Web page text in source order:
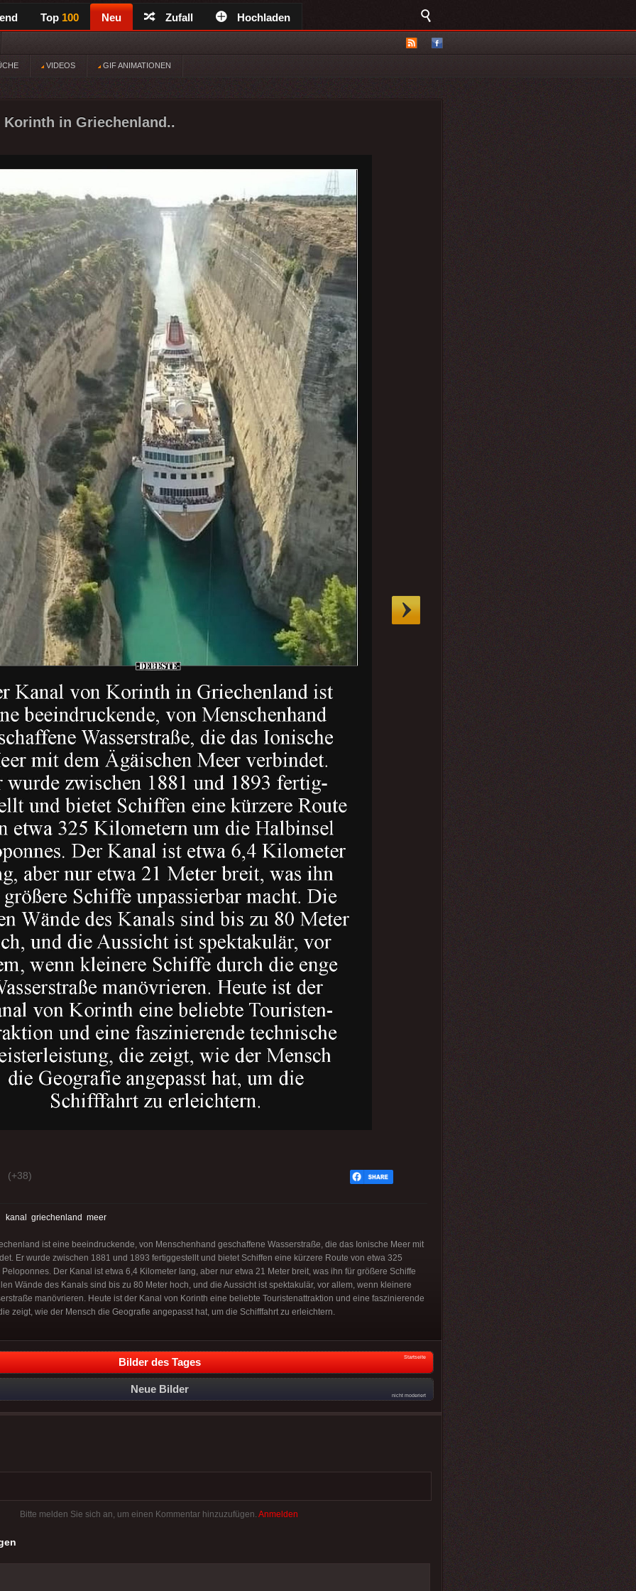
Top 100 Neu Zufall Hochladen
VIDEOS GIF ANIMATIONEN
Korinth in Griechenland..
(+38)
kanal griechenland meer
ist eine beeindruckende, von Menschenhand geschaffene Wasserstraße, die das Ionische Meer mit
Er wurde zwischen 1881 und 1893 fertiggestellt und bietet Schiffen eine kürzere Route von etwa 325
Der Kanal ist etwa 6,4 Kilometer lang, aber nur etwa 21 Meter breit, was ihn für größere Schiffe
Wände des Kanals sind bis zu 80 Meter hoch, und die Aussicht ist spektakulär, vor allem, wenn kleinere
manövrieren. Heute ist der Kanal von Korinth eine beliebte Touristenattraktion und eine faszinierende
zeigt, wie der Mensch die Geografie angepasst hat, um die Schifffahrt zu erleichtern.
Bilder des Tages Startseite
Neue Bilder
nicht moderiert
Bitte melden Sie sich an, um einen Kommentar hinzuzufügen. Anmelden